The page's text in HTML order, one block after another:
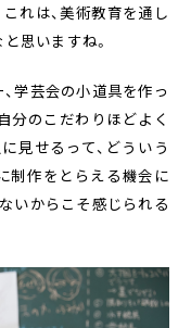
これは、美術教育を通し
思いますね。
学芸会の小道具を作っ
分のこだわりほどよく
見せるって、どういう
制作をとらえる機会に
いからこそ感じられる